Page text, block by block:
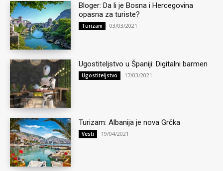
Bloger: Da li je Bosna i Hercegovina
opasna za turiste?
Turizam 03/03/2021
Ugostiteljstvo u Španiji: Digitalni barmen
Ugostiteljstvo 17/03/2021
Turizam: Albanija je nova Grčka
Vesti 19/04/2021